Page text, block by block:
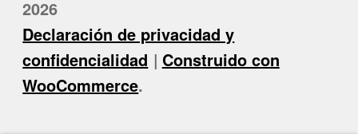
2026
Declaración de privacidad y
confidencialidad
Construido con
WooCommerce.